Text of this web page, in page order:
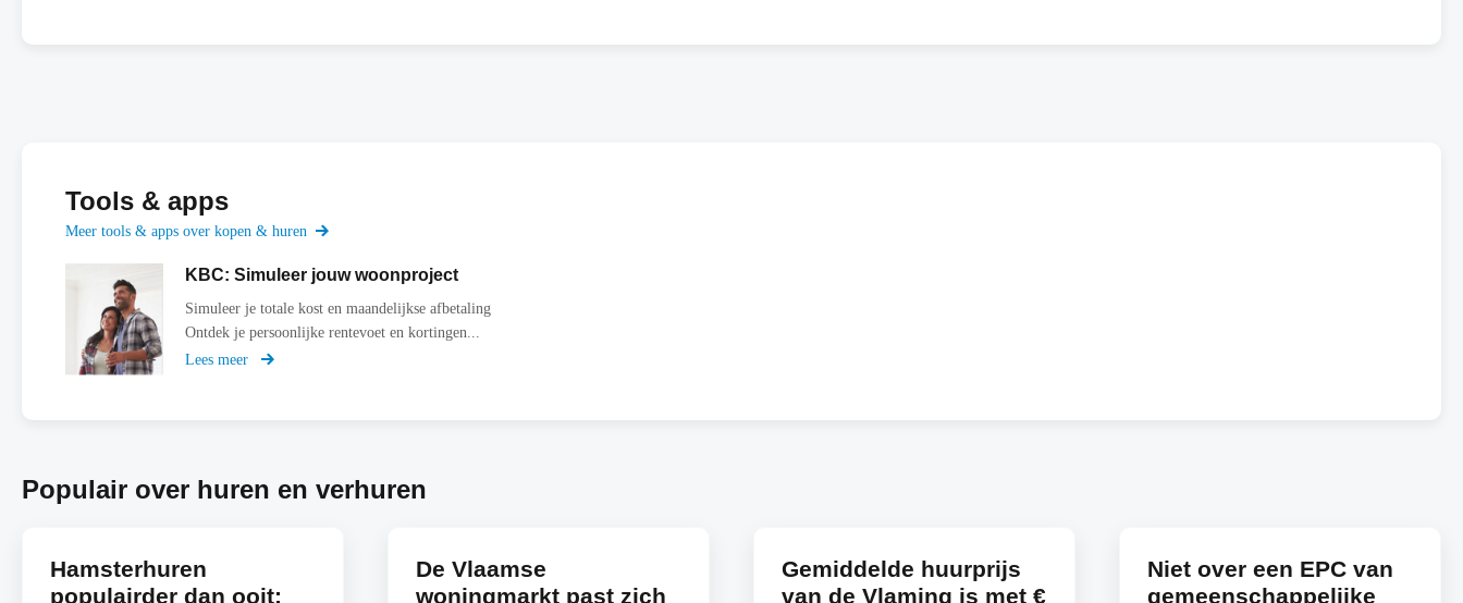
Tools & apps
Meer tools & apps over kopen & huren
KBC: Simuleer jouw woonproject
Simuleer je totale kost en maandelijkse afbetaling
Ontdek je persoonlijke rentevoet en kortingen...
Lees meer
over
Populair over huren en verhuren
Hamsterhuren
populairder dan ooit:
De Vlaamse
woningmarkt past zich
Gemiddelde huurprijs
van de Vlaming is met €
Niet over een EPC van
gemeenschappelijke